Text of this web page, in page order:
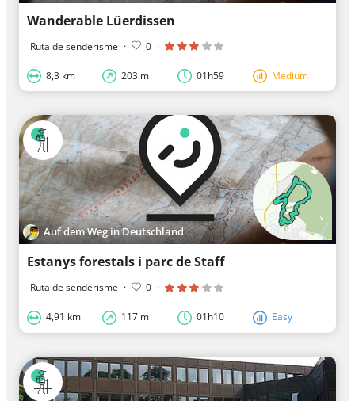
Wanderable Lüerdissen
Ruta de senderisme · 0 ·
8,3 km 203 m 01h59 Medium
Auf dem Weg in Deutschland
Estanys forestals i parc de Staff
Ruta de senderisme · 0 ·
4,91 km 117 m 01h10 Easy